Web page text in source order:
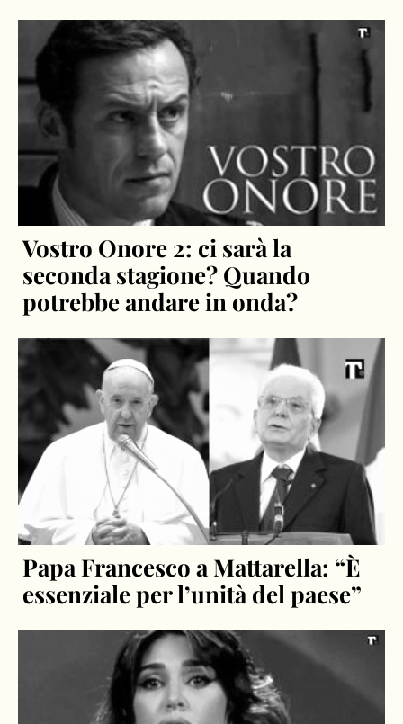
Vostro Onore 2: ci sarà la
seconda stagione? Quando
potrebbe andare in onda?
Papa Francesco a Mattarella: “È
essenziale per l’unità del paese”